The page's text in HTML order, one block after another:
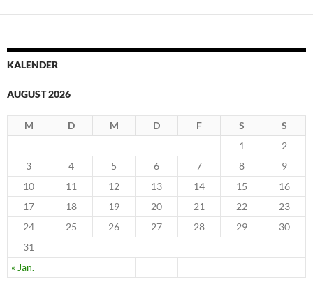
KALENDER
AUGUST 2026
M D M D F S S
« Jan.
1
2
3
4 5 6 7 8
9
10
11 12 13 14 15
16
17
18 19 20 21 22
23
24
25 26 27 28 29
30
31